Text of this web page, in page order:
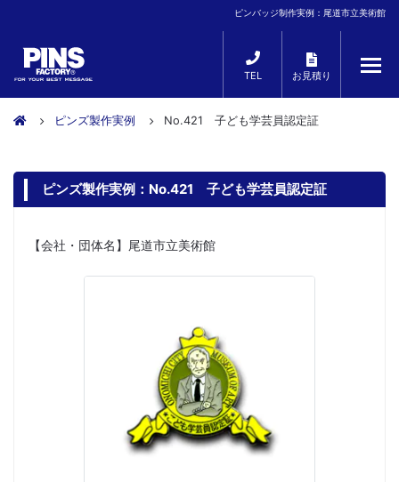
ピンバッジ制作実例：尾道市立美術館
TEL お見積り
ピンズ製作実例 No.421 子ども学芸員認定証
ピンズ製作実例：No.421 子ども学芸員認定証
【会社・団体名】尾道市立美術館